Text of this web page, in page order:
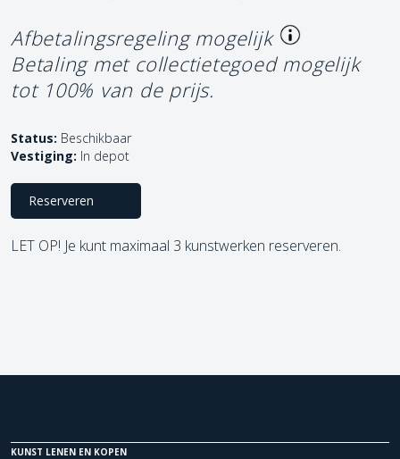
Afbetalingsregeling mogelijk
Betaling met collectietegoed mogelijk
tot 100% van de prijs.
Status: Beschikbaar
Vestiging: In depot
Reserveren
LET OP! Je kunt maximaal 3 kunstwerken reserveren.
KUNST LENEN EN KOPEN